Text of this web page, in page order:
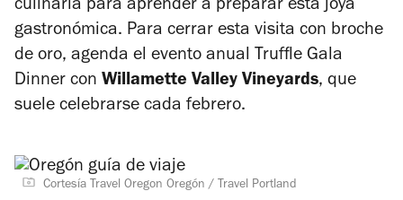
culinaria para aprender a preparar esta joya
gastronómica. Para cerrar esta visita con broche
de oro, agenda el evento anual Truffle Gala
Dinner con Willamette Valley Vineyards, que
suele celebrarse cada febrero.
Cortesía Travel Oregon Oregón / Travel Portland